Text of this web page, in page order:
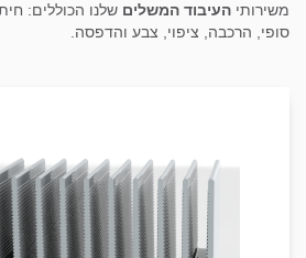
משירותי העיבוד המשלים שלנו הכוללים:
סופי, הרכבה, ציפוי, צבע והדפסה.